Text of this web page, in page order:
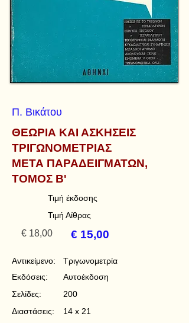
Π. Βικάτου
ΘΕΩΡΙΑ ΚΑΙ ΑΣΚΗΣΕΙΣ
ΤΡΙΓΩΝΟΜΕΤΡΙΑΣ
ΜΕΤΑ ΠΑΡΑΔΕΙΓΜΑΤΩΝ,
ΤΟΜΟΣ Β'
Τιμή έκδοσης
Τιμή Αίθρας
€ 18,00 € 15,00
Αντικείμενο:
Εκδόσεις:
Τριγωνομετρία
Αυτοέκδοση
Σελίδες:
200
Διαστάσεις:
14 x 21